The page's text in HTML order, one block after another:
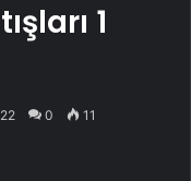
1
0 11